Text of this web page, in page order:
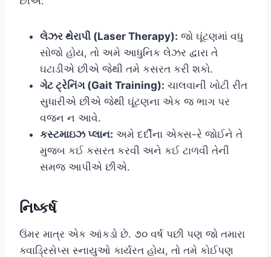
લેઝર થેરાપી (Laser Therapy): જો ઘૂંટણમાં વધુ
સોજો હોય, તો અમે આધુનિક લેઝર દ્વારા તે
ઘટાડીએ છીએ જેથી તમે કસરત કરી શકો.
ગેટ ટ્રેનિંગ (Gait Training): ચાલવાની ખોટી રીત
સુધારીએ છીએ જેથી ઘૂંટણના એક જ ભાગ પર
વજન ન આવે.
કસ્ટમાઇઝ પ્લાન: અમે દર્દીના એક્સ-રે જોઈને તે
મુજબ કઈ કસરત કરવી અને કઈ ટાળવી તેની
સમજ આપીએ છીએ.
નિષ્કર્ષ
ઉંમર માત્ર એક આંકડો છે. ૭૦ વર્ષ પછી પણ જો તમારા
ક્વાડ્રિસેપ્સ સ્નાયુઓ કાર્યરત હોય, તો તમે કોઈપણ